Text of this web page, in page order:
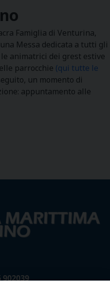
Famiglia di Venturina,
Messa dedicata a tutti gli
animatrici dei grest estive
parrocchie (qui tutte le
un momento di
appuntamento alle